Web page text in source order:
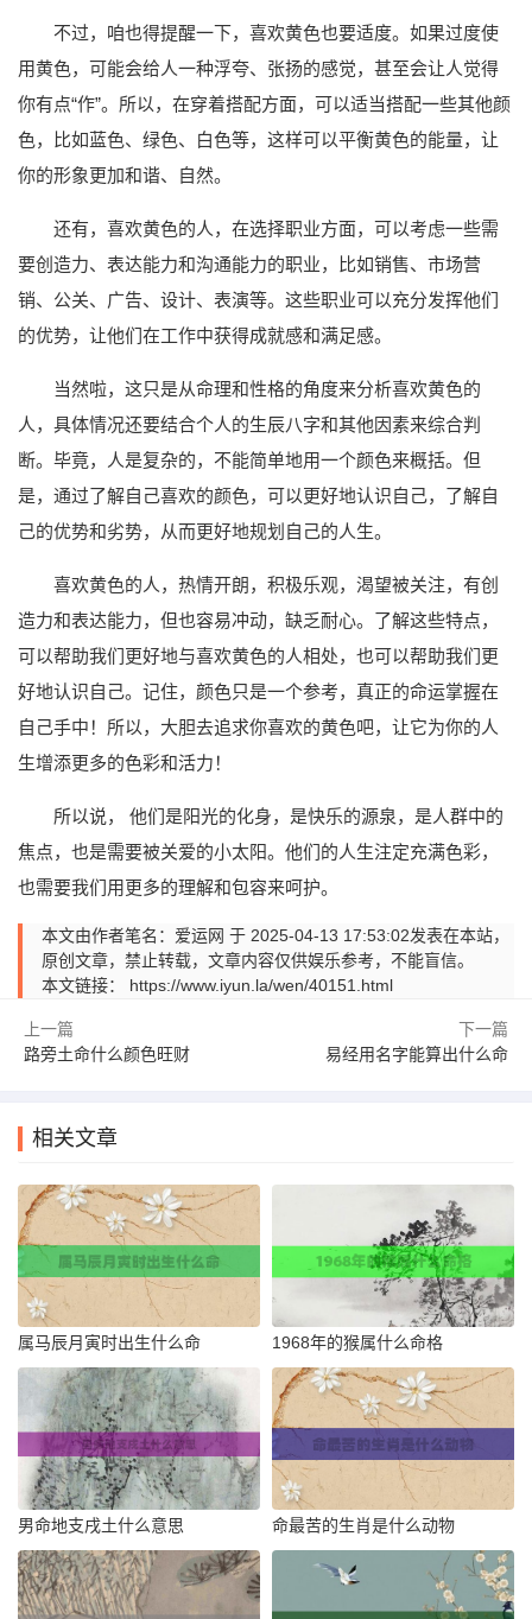
不过，咱也得提醒一下，喜欢黄色也要适度。如果过度使
用黄色，可能会给人一种浮夸、张扬的感觉，甚至会让人觉得
你有点“作”。所以，在穿着搭配方面，可以适当搭配一些其他颜
色，比如蓝色、绿色、白色等，这样可以平衡黄色的能量，让
你的形象更加和谐、自然。
还有，喜欢黄色的人，在选择职业方面，可以考虑一些需
要创造力、表达能力和沟通能力的职业，比如销售、市场营
销、公关、广告、设计、表演等。这些职业可以充分发挥他们
的优势，让他们在工作中获得成就感和满足感。
当然啦，这只是从命理和性格的角度来分析喜欢黄色的
人，具体情况还要结合个人的生辰八字和其他因素来综合判
断。毕竟，人是复杂的，不能简单地用一个颜色来概括。但
是，通过了解自己喜欢的颜色，可以更好地认识自己，了解自
己的优势和劣势，从而更好地规划自己的人生。
喜欢黄色的人，热情开朗，积极乐观，渴望被关注，有创
造力和表达能力，但也容易冲动，缺乏耐心。了解这些特点，
可以帮助我们更好地与喜欢黄色的人相处，也可以帮助我们更
好地认识自己。记住，颜色只是一个参考，真正的命运掌握在
自己手中！所以，大胆去追求你喜欢的黄色吧，让它为你的人
生增添更多的色彩和活力！
所以说， 他们是阳光的化身，是快乐的源泉，是人群中的
焦点，也是需要被关爱的小太阳。他们的人生注定充满色彩，
也需要我们用更多的理解和包容来呵护。
本文由作者笔名：爱运网 于 2025-04-13 17:53:02发表在本站，
原创文章，禁止转载，文章内容仅供娱乐参考，不能盲信。
本文链接： https://www.iyun.la/wen/40151.html
上一篇
路旁土命什么颜色旺财
下一篇
易经用名字能算出什么命
相关文章
属马辰月寅时出生什么命 1968年的猴属什么命格
男命地支戌土什么意思 命最苦的生肖是什么动物